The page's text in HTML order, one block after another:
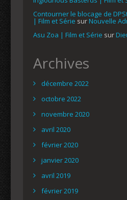
Contourner le blocage de
| Film et Série surNouvelle
Asu Zoa | Film et Série sur
Archives
décembre 2022
octobre 2022
novembre 2020
avril 2020
février 2020
janvier 2020
avril 2019
février 2019